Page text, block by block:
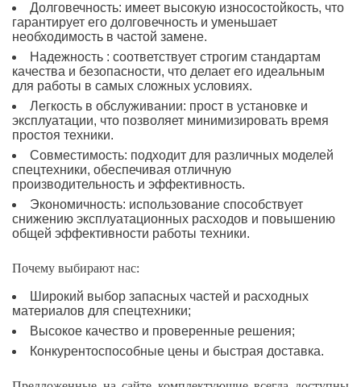
Долговечность: имеет высокую износостойкость, что
гарантирует его долговечность и уменьшает
необходимость в частой замене.
Надежность : соответствует строгим стандартам
качества и безопасности, что делает его идеальным
для работы в самых сложных условиях.
Легкость в обслуживании: прост в установке и
эксплуатации, что позволяет минимизировать время
простоя техники.
Совместимость: подходит для различных моделей
спецтехники, обеспечивая отличную
производительность и эффективность.
Экономичность: использование способствует
снижению эксплуатационных расходов и повышению
общей эффективности работы техники.
Почему выбирают нас:
Широкий выбор запасных частей и расходных
материалов для спецтехники;
Высокое качество и проверенные решения;
Конкурентоспособные цены и быстрая доставка.